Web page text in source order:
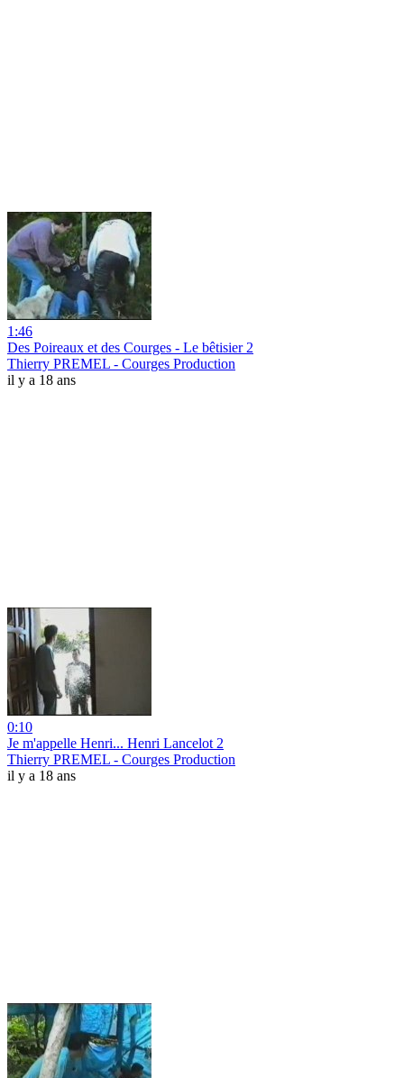
1:46
Des Poireaux et des Courges - Le bêtisier 2
Thierry PREMEL - Courges Production
il y a 18 ans
0:10
Je m'appelle Henri... Henri Lancelot 2
Thierry PREMEL - Courges Production
il y a 18 ans